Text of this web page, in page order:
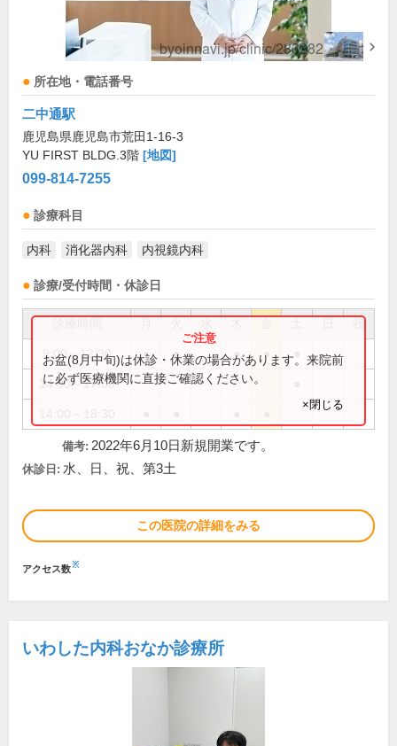
所在地・電話番号
二中通駅
鹿児島県鹿児島市荒田1-16-3
YU FIRST BLDG.3階 [地図]
099-814-7255
診療科目
内科 消化器内科 内視鏡内科
診療/受付時間・休診日
祝
9:00～12:30 ● ● ● ●
14:00～17:00
お盆(8月中旬)は休診・休業の場合があります。来院前
に必ず医療機関に直接ご確認ください。
×閉じる
備考: 2022年6月10日新規開業です。
休診日: 水、日、祝、第3土
この医院の詳細をみる
アクセス数※
いわした内科おなか診療所